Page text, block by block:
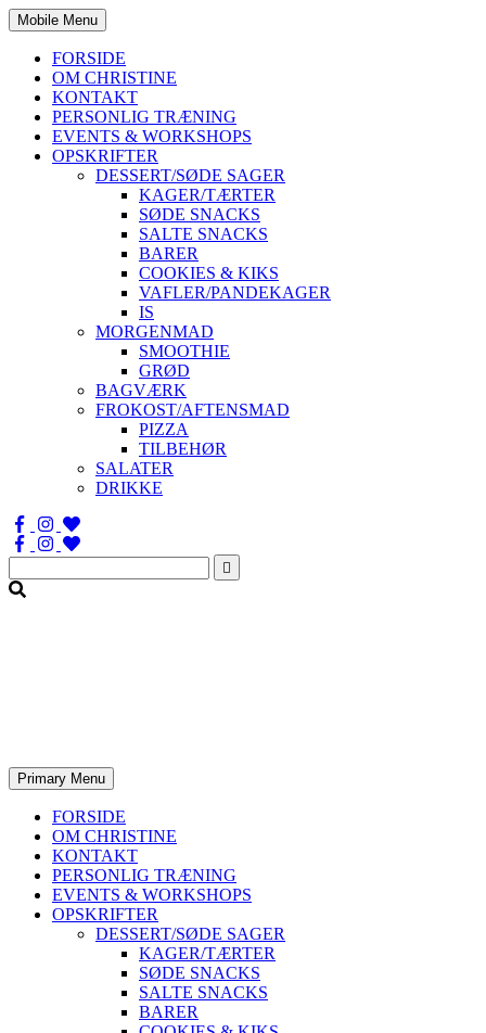
Mobile Menu
FORSIDE
OM CHRISTINE
KONTAKT
PERSONLIG TRÆNING
EVENTS & WORKSHOPS
OPSKRIFTER
DESSERT/SØDE SAGER
KAGER/TÆRTER
SØDE SNACKS
SALTE SNACKS
BARER
COOKIES & KIKS
VAFLER/PANDEKAGER
IS
MORGENMAD
SMOOTHIE
GRØD
BAGVÆRK
FROKOST/AFTENSMAD
PIZZA
TILBEHØR
SALATER
DRIKKE
Søg
efter:
Primary Menu
FORSIDE
OM CHRISTINE
KONTAKT
PERSONLIG TRÆNING
EVENTS & WORKSHOPS
OPSKRIFTER
DESSERT/SØDE SAGER
KAGER/TÆRTER
SØDE SNACKS
SALTE SNACKS
BARER